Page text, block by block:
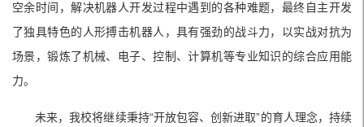
空余时间，解决机器人开发过程中遇到的各种难题，最终自主开发
了独具特色的人形搏击机器人，具有强劲的战斗力，以实战对抗为
场景，锻炼了机械、电子、控制、计算机等专业知识的综合应用能
力。
未来，我校将继续秉持“开放包容、创新进取”的育人理念，持续